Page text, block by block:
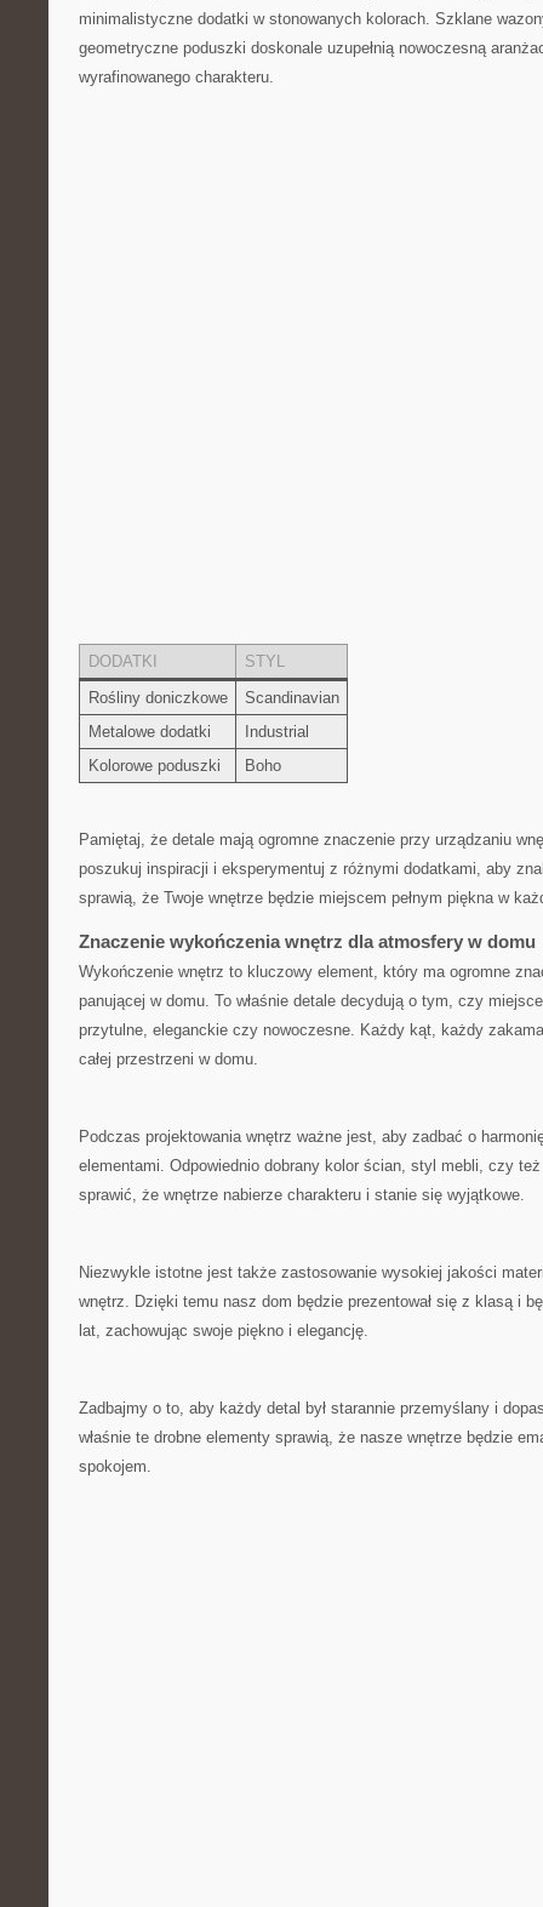
minimalistyczne dodatki w stonowanych kolorach. Szklane
geometryczne poduszki doskonale uzupełnią nowoczesną
wyrafinowanego charakteru.
DODATKI
STYL
Rośliny doniczkowe
Scandinavian
Metalowe dodatki
Industrial
Kolorowe poduszki
Boho
Pamiętaj, że detale mają​ ogromne znaczenie przy ‍urządzaniu
poszukuj inspiracji i eksperymentuj z różnymi ‌dodatkami, aby
sprawią, że Twoje‍ wnętrze ​będzie miejscem pełnym piękna w
Znaczenie wykończenia wnętrz dla atmosfery w domu
Wykończenie wnętrz to kluczowy element, który ma ogromne
panującej w domu. To właśnie ⁤detale decydują o tym, czy
przytulne, eleganckie czy nowoczesne. Każdy kąt, każdy
całej ‍przestrzeni w domu.
Podczas projektowania wnętrz ważne jest, aby zadbać o
elementami. Odpowiednio dobrany kolor ⁢ścian, styl mebli, ‌czy
sprawić, że wnętrze ‍nabierze charakteru i stanie się wyjątkowe.
Niezwykle istotne jest także zastosowanie wysokiej jakości
wnętrz. Dzięki temu nasz dom będzie prezentował się z klasą i
lat, zachowując swoje piękno i elegancję.
Zadbajmy o to,⁤ aby każdy detal był starannie przemyślany ⁢i
właśnie te drobne elementy sprawią, że nasze‍ wnętrze będzie
spokojem.